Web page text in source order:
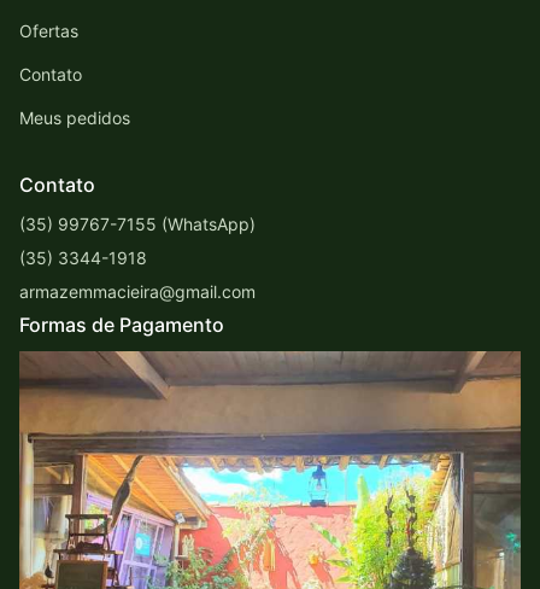
Ofertas
Contato
Meus pedidos
Contato
(35) 99767-7155 (WhatsApp)
(35) 3344-1918
armazemmacieira@gmail.com
Formas de Pagamento